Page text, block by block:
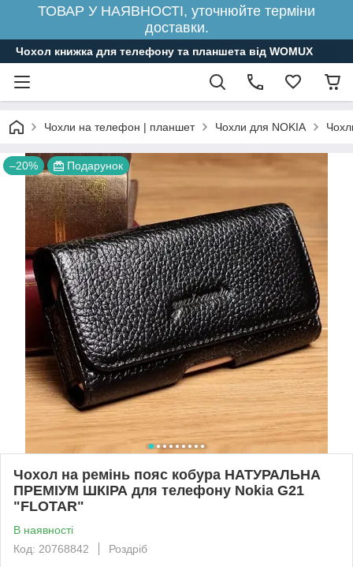
ТОВАР У НАЯВНОСТІ, уточнюйте терміни
доставки.
Чохол книжка для телефону та планшета від WOMUX
Чохли на телефон | планшет Чохли для NOKIA
–20% Подарунок
Чохол на ремінь пояс кобура НАТУРАЛЬНА
ПРЕМІУМ ШКІРА для телефону Nokia G21
"FLOTAR"
В наявності
Код: 20768842
Роздріб